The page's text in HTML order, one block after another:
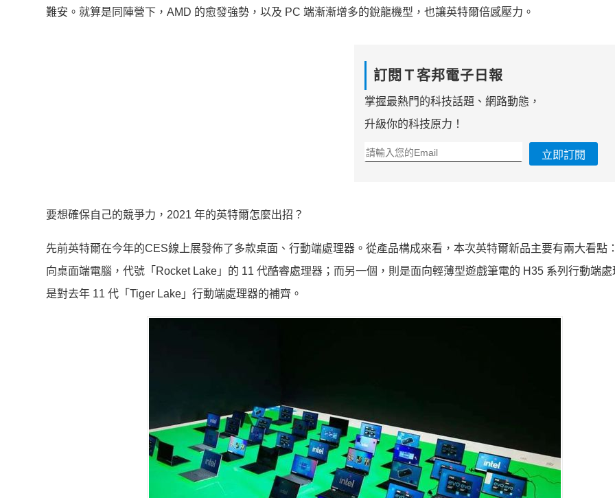
難安。就算是同陣營下，AMD 的愈發強勢，以及 PC 端漸漸增多的銳龍機型，也讓英特爾倍感壓力。
訂閱Ｔ客邦電子日報
掌握最熱門的科技話題、網路動態，
升級你的科技原力！
立即訂閱
要想確保自己的競爭力，2021 年的英特爾怎麼出招？
先前英特爾在今年的CES線上展發佈了多款桌面、行動端處理器。從產品構成來看，本次英特爾新品主要有兩大看點
向桌面端電腦，代號「Rocket Lake」的 11 代酷睿處理器；而另一個，則是面向輕薄型遊戲筆電的 H35 系列行動端處
是對去年 11 代「Tiger Lake」行動端處理器的補齊。